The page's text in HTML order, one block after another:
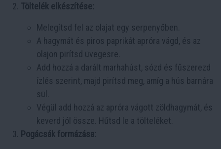
Töltelék elkészítése:
Melegítsd fel az olajat egy serpenyőben.
A hagymát és piros paprikát apróra vágd, és az
olajon pirítsd üvegesre.
Add hozzá a darált marhahúst, sózd és fűszerezd
ízlés szerint, majd pirítsd meg, amíg a hús barnára
sül.
Végül add hozzá az apróra vágott zöldhagymát, és
keverd jól össze. Hűtsd le a tölteléket.
Pogácsák formázása: